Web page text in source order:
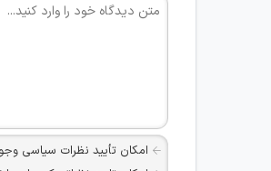
امکان تأیید نظرات سیاسی